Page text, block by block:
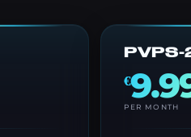
PVPS-
€
PER MONTH